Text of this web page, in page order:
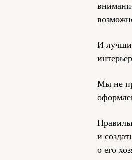
И
Мы не
и
о его